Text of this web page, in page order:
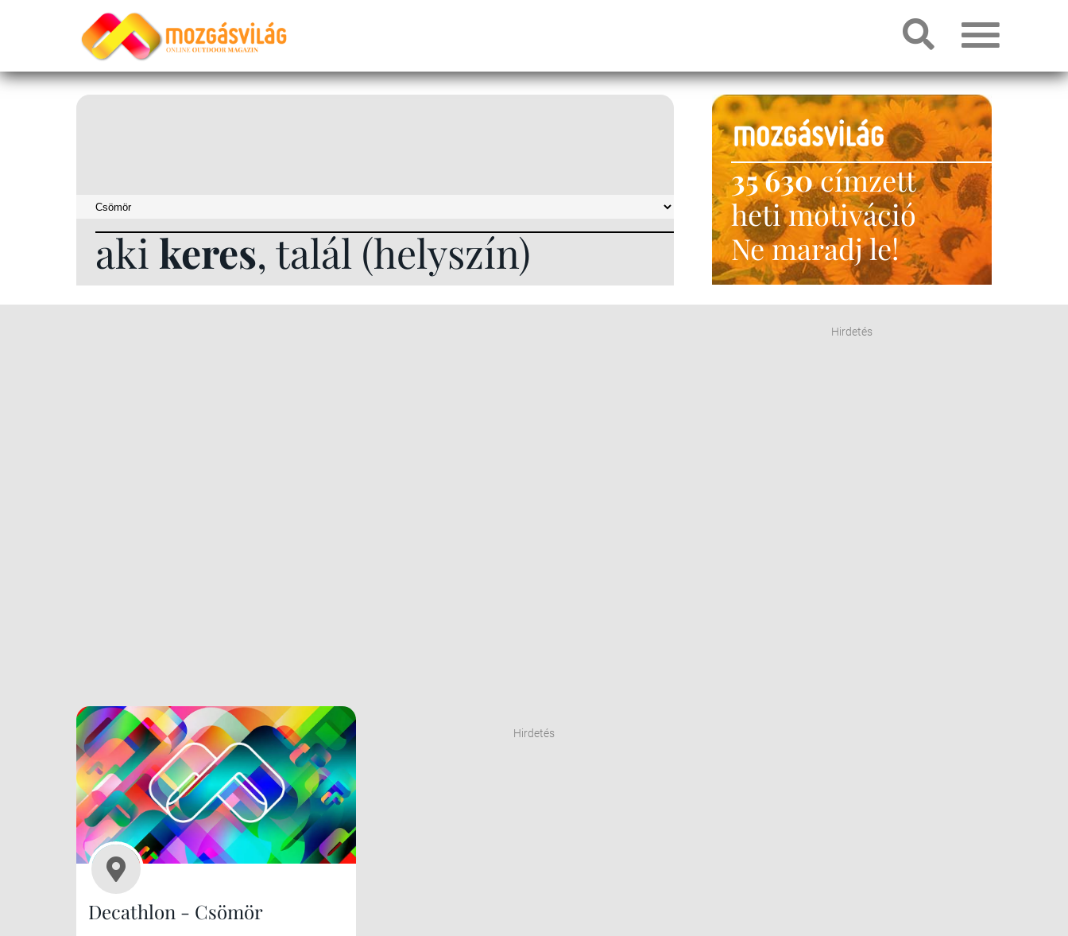
aki keres, talál (helyszín)
35 630címzett
heti motiváció
Ne maradj le!
Hirdetés
Decathlon - Csömör
Hirdetés